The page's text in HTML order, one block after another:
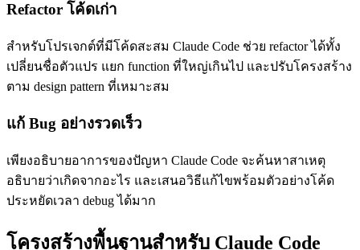
Refactor โค้ดเก่า
สำหรับโปรเจกต์ที่มีโค้ดสะสม Claude Code ช่วย refactor ได้ทั้ง
เปลี่ยนชื่อตัวแปร แยก function ที่ใหญ่เกินไป และปรับโครงสร้าง
ตาม design pattern ที่เหมาะสม
แก้ Bug อย่างรวดเร็ว
เพียงอธิบายอาการของปัญหา Claude Code จะค้นหาสาเหตุ
อธิบายว่าเกิดจากอะไร และเสนอวิธีแก้ไขพร้อมตัวอย่างโค้ด
ประหยัดเวลา debug ได้มาก
โครงสร้างพื้นฐานสำหรับ Claude Code